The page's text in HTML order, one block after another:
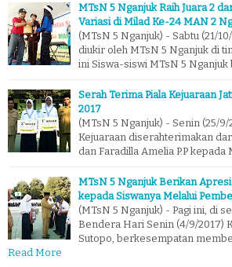
MTsN 5 Nganjuk Raih Juara 2
Variasi di Milad Ke-24 MAN 2
(MTsN 5 Nganjuk) - Sabtu (21/
diukir oleh MTsN 5 Nganjuk di
ini Siswa-siswi MTsN 5 Nganjuk
Serah Terima Piala Kejuaraan
2017
(MTsN 5 Nganjuk) - Senin (25/9/
Kejuaraan diserahterimakan
dan Faradilla Amelia P.P kepada
MTsN 5 Nganjuk Berikan
kepada Siswanya Melalui
(MTsN 5 Nganjuk) - Pagi ini, di
Bendera Hari Senin (4/9/2017)
Sutopo, berkesempatan
Read More